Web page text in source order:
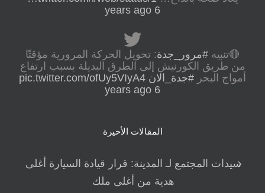
6 years ago
🔴تنبيه #مرور_جدة: تحويل الحركة المرورية مؤقتًا
من طريق الكورنيش إلى الطرق البديلة بسبب ارتفاع
أمواج البحر #جدة_الان pic.twitter.com/ofUy5VIyA4
6 years ago
المقالات الأخيرة
سيدات المجتمع لـ المدينة: قرار قيادة السيارة أغلى
هدية من أغلى ملك